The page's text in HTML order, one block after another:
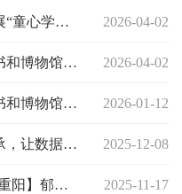
郁南县文化图书和博物馆开展“童心学榜样 书香志愿行”学雷锋月·小小志愿者培训班 2026-04-02
【活动回顾】郁南县文化图书和博物馆开展南江文化推介活动 助力文旅融合 2026-04-02
【活动回顾】郁南县文化图书和博物馆开展党的二十届四中全会精神进校园主题宣传活动 2026-01-12
【阅知行】数字赋能文化传承，让数据库“活”起来——“南江文化数据库推广活动”走进乡村 2025-12-08
【活动回顾】【我们的节日•重阳】郁南县文化图书和博物馆成功举办“银龄玩转智能机 花帽暖心爱相伴”公益活动 2025-11-17